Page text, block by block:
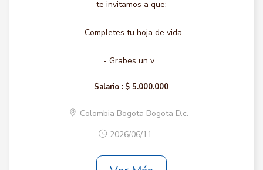
te invitamos a que:
- Completes tu hoja de vida.
- Grabes un v...
Salario : $ 5.000.000
Colombia Bogota Bogota D.c.
2026/06/11